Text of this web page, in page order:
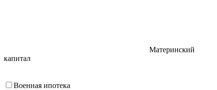
Материнский
капитал
Военная ипотека